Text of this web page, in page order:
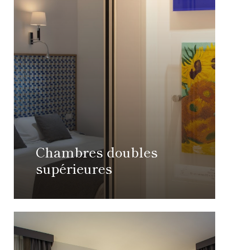
Chambres doubles
supérieures